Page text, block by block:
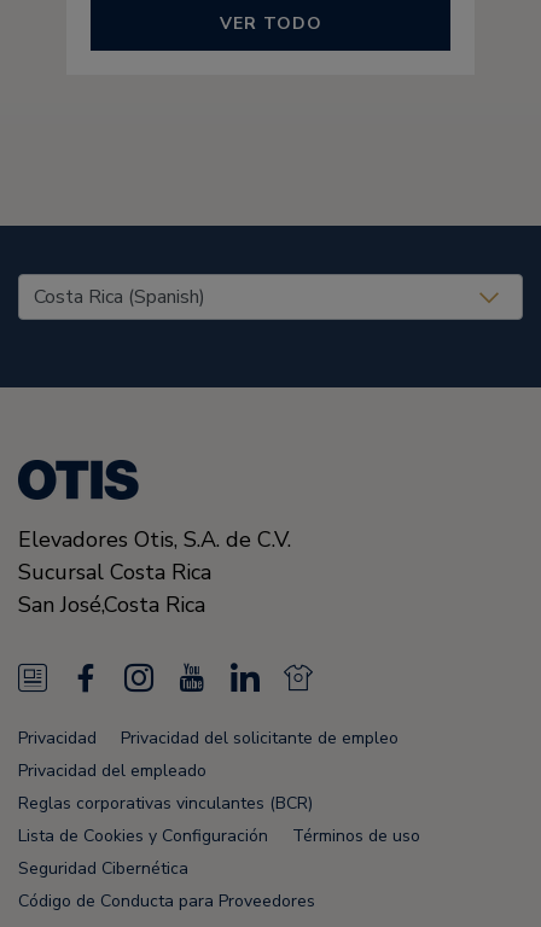
VER TODO
United States (EN)
Elevadores Otis, S.A. de C.V.
Sucursal Costa Rica
San José,Costa Rica
N
e
w
s
F
e
c
e
b
o
I
n
s
t
a
g
o
T
u
b
L
k
e
d
N
e
F
e
Privacidad
Privacidad del solicitante de empleo
Privacidad del empleado
Reglas corporativas vinculantes (BCR)
Lista de Cookies y Configuración
Términos de uso
Seguridad Cibernética
Código de Conducta para Proveedores